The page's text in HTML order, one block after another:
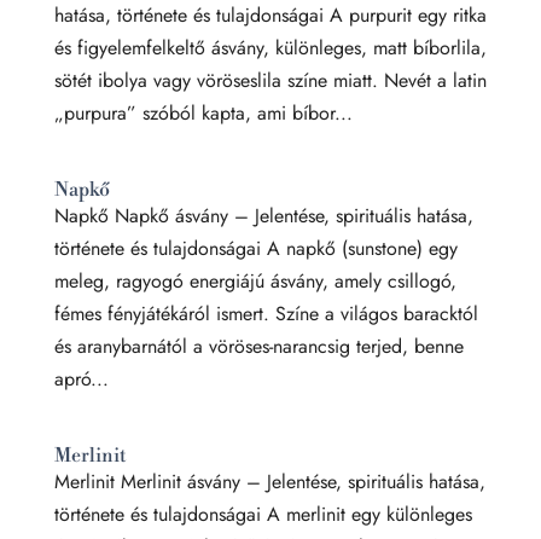
hatása, története és tulajdonságai A purpurit egy ritka
és figyelemfelkeltő ásvány, különleges, matt bíborlila,
sötét ibolya vagy vöröseslila színe miatt. Nevét a latin
„purpura” szóból kapta, ami bíbor...
Napkő
Napkő Napkő ásvány – Jelentése, spirituális hatása,
története és tulajdonságai A napkő (sunstone) egy
meleg, ragyogó energiájú ásvány, amely csillogó,
fémes fényjátékáról ismert. Színe a világos baracktól
és aranybarnától a vöröses-narancsig terjed, benne
apró...
Merlinit
Merlinit Merlinit ásvány – Jelentése, spirituális hatása,
története és tulajdonságai A merlinit egy különleges